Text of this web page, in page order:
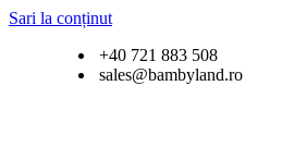
Sari la conținut
+40 721 883 508
sales@bambyland.ro